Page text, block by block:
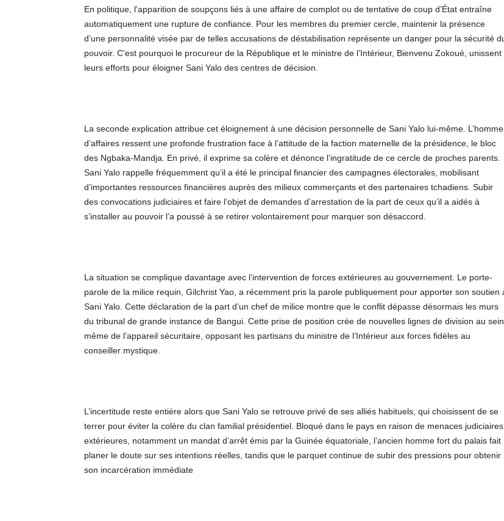
En politique, l’apparition de soupçons liés à une affaire de complot ou de tentative de coup d’État entraîne
automatiquement une rupture de confiance. Pour les membres du premier cercle, maintenir la présence
d’une personnalité visée par de telles accusations de déstabilisation représente un danger pour la sécurité
pouvoir. C’est pourquoi le procureur de la République et le ministre de l’Intérieur, Bienvenu Zokoué, unissent
leurs efforts pour éloigner Sani Yalo des centres de décision.
La seconde explication attribue cet éloignement à une décision personnelle de Sani Yalo lui-même. L’homme
d’affaires ressent une profonde frustration face à l’attitude de la faction maternelle de la présidence, le bloc
des Ngbaka-Mandja. En privé, il exprime sa colère et dénonce l’ingratitude de ce cercle de proches parents.
Sani Yalo rappelle fréquemment qu’il a été le principal financier des campagnes électorales, mobilisant
d’importantes ressources financières auprès des milieux commerçants et des partenaires tchadiens. Subir
des convocations judiciaires et faire l’objet de demandes d’arrestation de la part de ceux qu’il a aidés à
s’installer au pouvoir l’a poussé à se retirer volontairement pour marquer son désaccord.
La situation se complique davantage avec l’intervention de forces extérieures au gouvernement. Le porte-
parole de la milice requin, Gilchrist Yao, a récemment pris la parole publiquement pour apporter son soutien
Sani Yalo. Cette déclaration de la part d’un chef de milice montre que le conflit dépasse désormais les murs
du tribunal de grande instance de Bangui. Cette prise de position crée de nouvelles lignes de division au sein
même de l’appareil sécuritaire, opposant les partisans du ministre de l’Intérieur aux forces fidèles au
conseiller mystique.
L’incertitude reste entière alors que Sani Yalo se retrouve privé de ses alliés habituels, qui choisissent de se
terrer pour éviter la colère du clan familial présidentiel. Bloqué dans le pays en raison de menaces judiciaires
extérieures, notamment un mandat d’arrêt émis par la Guinée équatoriale, l’ancien homme fort du palais fait
planer le doute sur ses intentions réelles, tandis que le parquet continue de subir des pressions pour obtenir
son incarcération immédiate